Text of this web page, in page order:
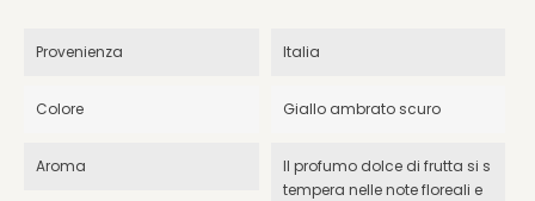
Provenienza Italia
Colore Giallo ambrato scuro
Aroma
Il profumo dolce di frutta si s
tempera nelle note floreali e